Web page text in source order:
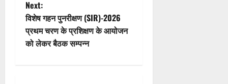
o
n
s
t
Next:
विशेष गहन पुनरीक्षण (SIR)-2026
प्रथम चरण के प्रशिक्षण के आयोजन
को लेकर बैठक सम्पन्न